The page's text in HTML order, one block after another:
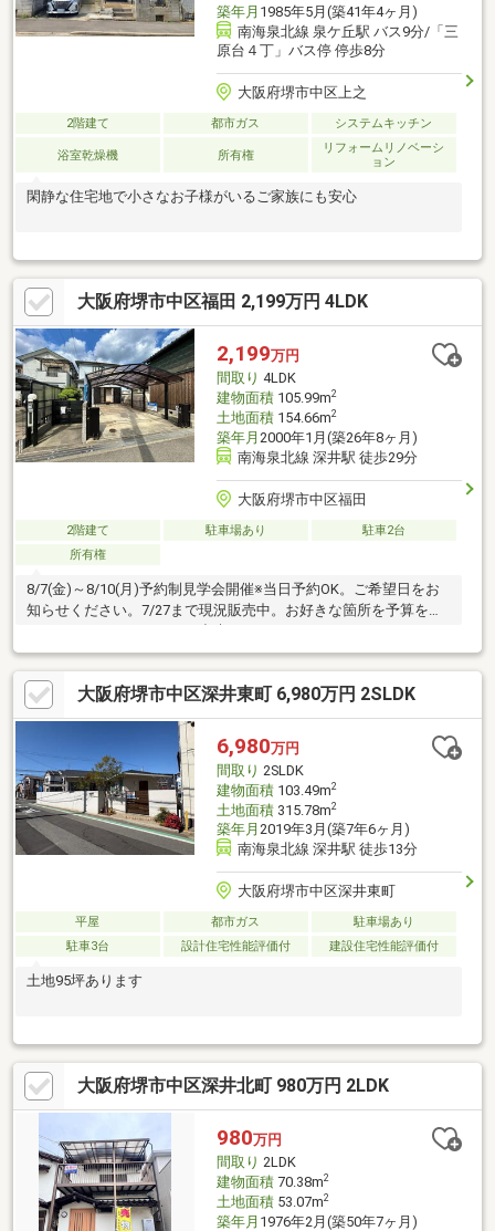
築年月 1985年5月(築41年4ヶ月)
南海泉北線 泉ケ丘駅 バス9分/「三
原台４丁」バス停 停歩8分
大阪府堺市中区上之
2階建て 都市ガス システムキッチン
浴室乾燥機 所有権
リフォームリノベーシ
ョン
閑静な住宅地で小さなお子様がいるご家族にも安心
大阪府堺市中区福田 2,199万円 4LDK
2,199万円
間取り 4LDK
建物面積105.99m2
土地面積154.66m2
築年月 2000年1月(築26年8ヶ月)
南海泉北線 深井駅 徒歩29分
大阪府堺市中区福田
2階建て 駐車場あり
駐車2台
所有権
8/7(金)～8/10(月)予約制見学会開催※当日予約OK。ご希望日をお
知らせください。7/27まで現況販売中。お好きな箇所を予算を決
めてリフォームすることが出来ます。
大阪府堺市中区深井東町 6,980万円 2SLDK
6,980万円
間取り 2SLDK
建物面積103.49m2
土地面積315.78m2
築年月 2019年3月(築7年6ヶ月)
南海泉北線 深井駅 徒歩13分
大阪府堺市中区深井東町
平屋 都市ガス
駐車場あり
駐車3台
設計住宅性能評価付 建設住宅性能評価付
土地95坪あります
大阪府堺市中区深井北町 980万円 2LDK
980万円
間取り 2LDK
建物面積70.38m2
土地面積53.07m2
築年月 1976年2月(築50年7ヶ月)